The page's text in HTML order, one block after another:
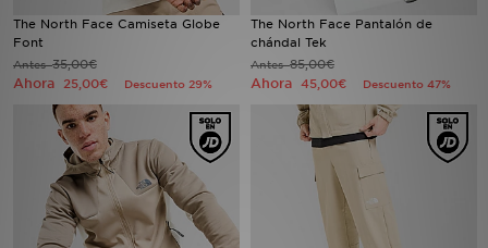
The North Face Camiseta Globe
Font
Antes35,00€
Ahora 25,00€ Descuento 29%
The North Face Pantalón de
chándal Tek
Antes85,00€
Ahora 45,00€ Descuento 47%
TARJETA REGALO
MI JD